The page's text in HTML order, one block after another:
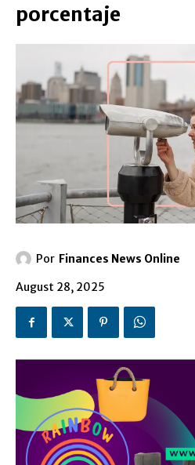
porcentaje
Por Finances News Online
August 28, 2025